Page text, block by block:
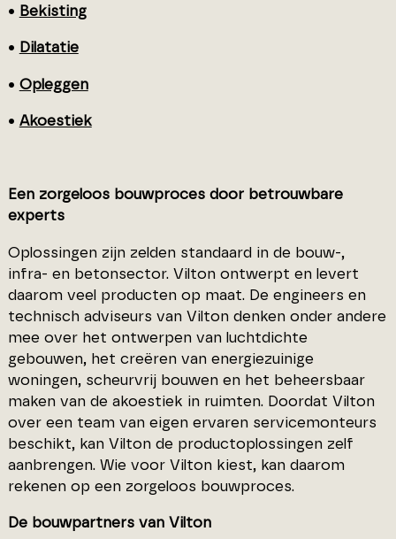
• Bekisting
• Dilatatie
• Opleggen
• Akoestiek
Een zorgeloos bouwproces door betrouwbare
experts
Oplossingen zijn zelden standaard in de bouw-,
infra- en betonsector. Vilton ontwerpt en levert
daarom veel producten op maat. De engineers en
technisch adviseurs van Vilton denken onder andere
mee over het ontwerpen van luchtdichte
gebouwen, het creëren van energiezuinige
woningen, scheurvrij bouwen en het beheersbaar
maken van de akoestiek in ruimten. Doordat Vilton
over een team van eigen ervaren servicemonteurs
beschikt, kan Vilton de productoplossingen zelf
aanbrengen. Wie voor Vilton kiest, kan daarom
rekenen op een zorgeloos bouwproces.
De bouwpartners van Vilton